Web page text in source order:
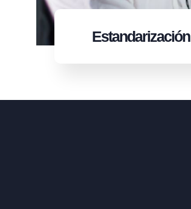
Estandarización